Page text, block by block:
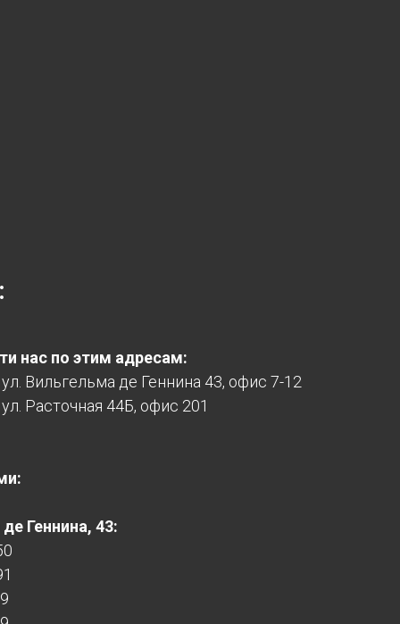
нас по этим адресам:
ул. Вильгельма де Геннина 43, офис 7-12
ул. Расточная 44Б, офис 201
Геннина, 43: